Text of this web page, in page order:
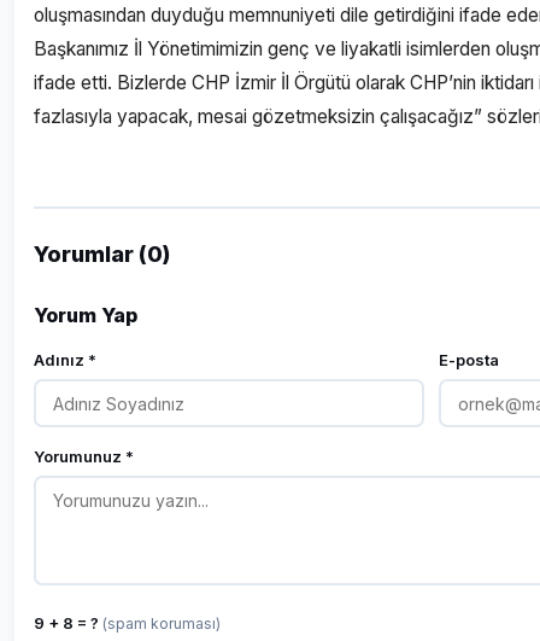
oluşmasından duyduğu memnuniyeti dile getirdiğini ifade
Başkanımız İl Yönetimimizin genç ve liyakatli isimlerden
ifade etti. Bizlerde CHP İzmir İl Örgütü olarak CHP’nin
fazlasıyla yapacak, mesai gözetmeksizin çalışacağız”
Yorumlar (0)
Yorum Yap
Adınız * E-posta
Yorumunuz *
9 + 8 = ? (spam koruması)